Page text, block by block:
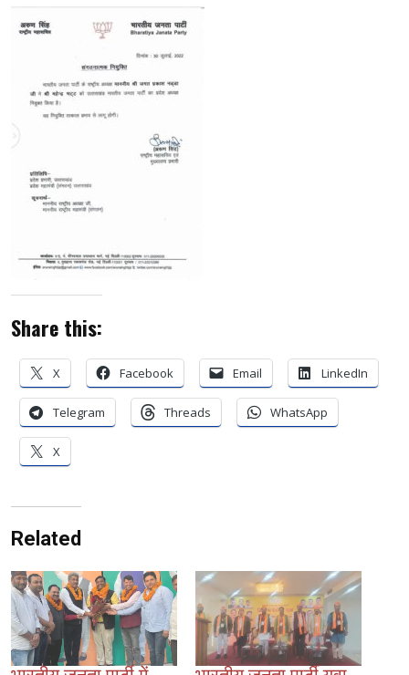
Share this:
X Facebook Email LinkedIn
Telegram Threads WhatsApp
X
Related